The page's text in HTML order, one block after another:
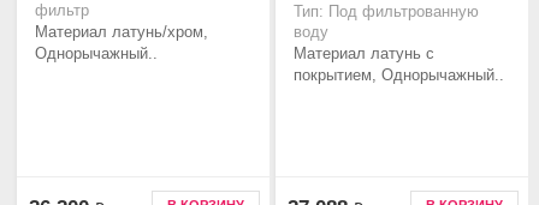
фильтр
Материал латунь/хром,
Однорычажный..
Тип: Под фильтрованную
воду
Материал латунь с
покрытием, Однорычажный..